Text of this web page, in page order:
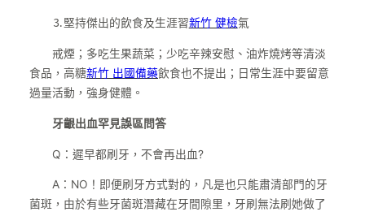
⒊堅持傑出的飲食及生涯習新竹 健檢氣
戒煙；多吃生果蔬菜；少吃辛辣安慰、油炸燒烤等清淡
食品，高糖新竹 出國備藥飲食也不提出；日常生涯中要留意
過量活動，強身健體。
牙齦出血罕見誤區問答
Q：遲早都刷牙，不會再出血?
A：NO！即便刷牙方式對的，凡是也只能肅清部門的牙
菌斑，由於有些牙菌斑潛藏在牙間隙里，牙刷無法刷她做了